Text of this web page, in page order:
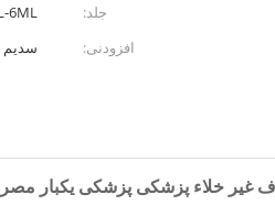
جلد:
6ML
افزودنی:
سدیم